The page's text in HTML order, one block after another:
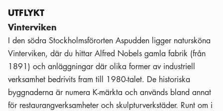
UTFLYKT
Vinterviken
I den södra Stockholmsförorten Aspudden ligger natursköna
Vinterviken, där du hittar Alfred Nobels gamla fabrik (från
1891) och anläggningar där olika former av industriell
verksamhet bedrivits fram till 1980-talet. De historiska
byggnaderna är numera K-märkta och används bland annat
för restaurangverksamheter och skulpturverkstäder. Runt om i